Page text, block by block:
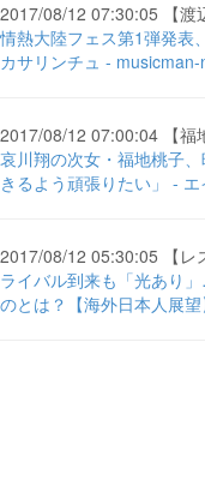
2017/08/12 07:30:05 【渡
情熱大陸フェス第1弾発表
カサリンチュ - musicman-
2017/08/12 07:00:04 【福
哀川翔の次女・福地桃子
きるよう頑張りたい」 -
2017/08/12 05:30:05 【レ
ライバル到来も「光あり
のとは？【海外日本人展